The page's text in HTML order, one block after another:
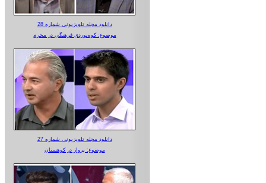
دانلود مجله تلویزیونی شماره 28
موضوع: کوه‌نوردی فرهنگی در محرم
دانلود مجله تلویزیونی شماره 27
موضوع: پرواز در کوهستان